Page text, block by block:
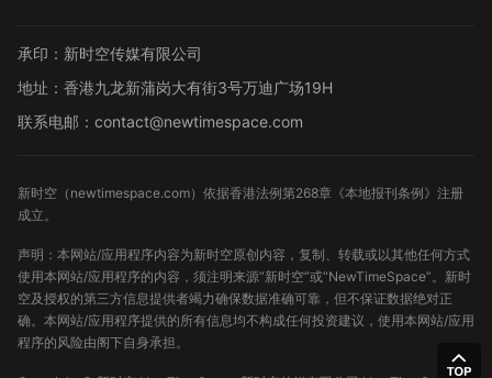
承印：新时空传媒有限公司
地址：香港九龙新蒲岗大有街3号万迪广场19H
联系电邮：contact@newtimespace.com
新时空（ newtimespace.com）依据香港法例第268章《本地报刊条例》注册
成立。
声明：本网站/应用程序内容为新时空原创内容，复制、转载或以其他任何方式
使用本网站/应用程序的内容，须注明来源“新时空”或“NewTimeSpace”。新时
空及授权的第三方信息提供者竭力确保数据准确可靠，但不保证数据绝对正
确。本网站/应用程序提供的所有信息均不构成任何投资建议，使用本网站/应用
程序的风险由阁下自身承担。